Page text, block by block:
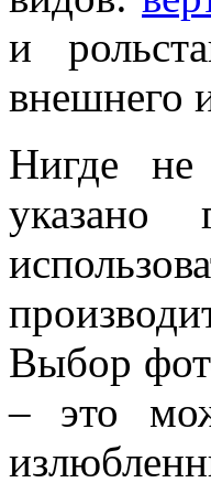
и
внешнего
Нигде не
Выбор
– это